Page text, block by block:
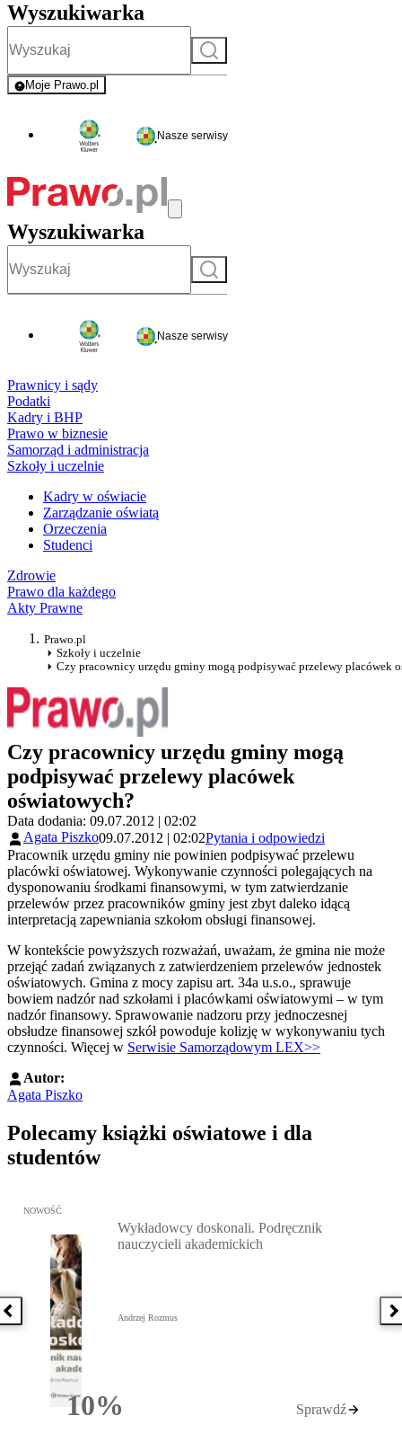
Wyszukiwarka
Szukaj
Moje Prawo.pl
- rejestracja i logowanie do serwisu
Nasze serwisy
Wyszukiwarka
Szukaj
Nasze serwisy
Prawnicy i sądy
Podatki
Kadry i BHP
Prawo w biznesie
Samorząd i administracja
Szkoły i uczelnie
Kadry w oświacie
Zarządzanie oświatą
Orzeczenia
Studenci
Zdrowie
Prawo dla każdego
Akty Prawne
Prawo.pl
Szkoły i uczelnie
Czy pracownicy urzędu gminy mogą podpisywać przelewy placówek
Czy pracownicy urzędu gminy mogą
podpisywać przelewy placówek
oświatowych?
Data dodania: 09.07.2012 | 02:02
Agata Piszko09.07.2012 | 02:02Pytania i odpowiedzi
Pracownik urzędu gminy nie powinien podpisywać przelewu
placówki oświatowej. Wykonywanie czynności polegających na
dysponowaniu środkami finansowymi, w tym zatwierdzanie
przelewów przez pracowników gminy jest zbyt daleko idącą
interpretacją zapewniania szkołom obsługi finansowej.
W kontekście powyższych rozważań, uważam, że gmina nie może
przejąć zadań związanych z zatwierdzeniem przelewów jednostek
oświatowych. Gmina z mocy zapisu art. 34a u.s.o., sprawuje
bowiem nadzór nad szkołami i placówkami oświatowymi – w tym
nadzór finansowy. Sprawowanie nadzoru przy jednoczesnej
obsłudze finansowej szkół powoduje kolizję w wykonywaniu tych
czynności. Więcej w Serwisie Samorządowym LEX>>
Autor:
Agata Piszko
Polecamy książki oświatowe i dla
studentów
Poprzednia książka
Przejdź do: Wykładowcy doskonali. Podręcznik nauczycieli
NOWOŚĆ
10%Rabatu
Wykładowcy doskonali. Podręcznik
nauczycieli akademickich
Andrzej Rozmus
Sprawdź